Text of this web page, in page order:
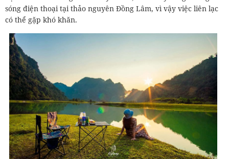
sóng điện thoại tại thảo nguyên Đồng Lâm, vì vậy việc liên lạc
có thể gặp khó khăn.